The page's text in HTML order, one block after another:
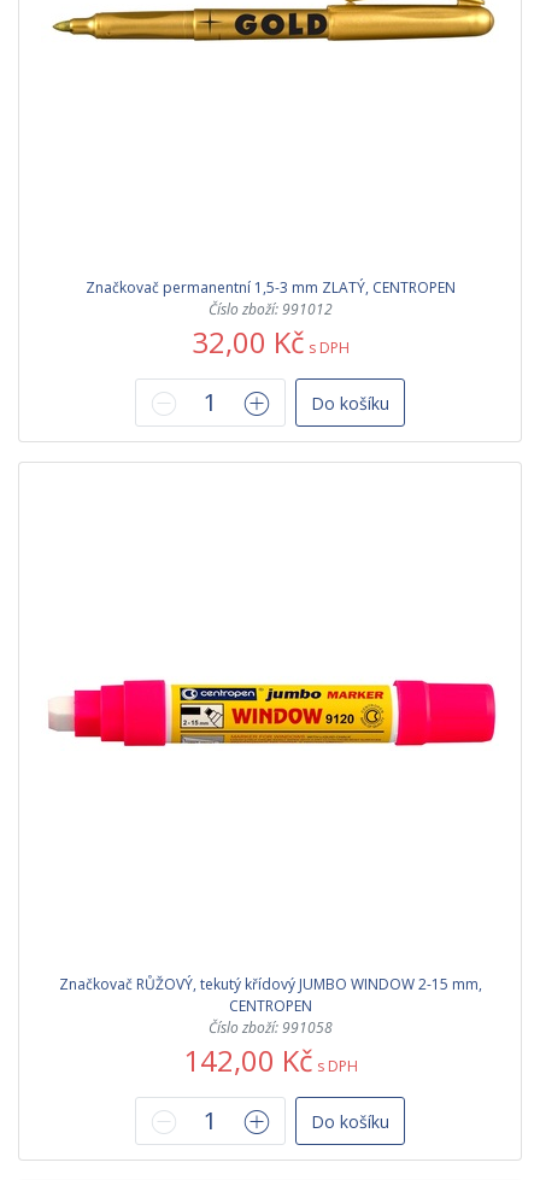
Značkovač permanentní 1,5-3 mm ZLATÝ, CENTROPEN
Číslo zboží: 991012
32,00 Kč s DPH
Do košíku
Značkovač RŮŽOVÝ, tekutý křídový JUMBO WINDOW 2-15 mm,
CENTROPEN
Číslo zboží: 991058
142,00 Kč s DPH
Do košíku